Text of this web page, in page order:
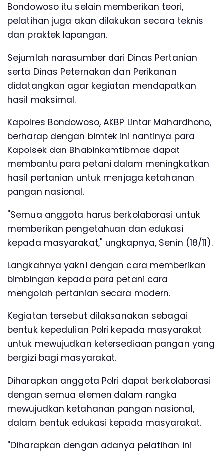
Bondowoso itu selain memberikan teori,
pelatihan juga akan dilakukan secara teknis
dan praktek lapangan.
Sejumlah narasumber dari Dinas Pertanian
serta Dinas Peternakan dan Perikanan
didatangkan agar kegiatan mendapatkan
hasil maksimal.
Kapolres Bondowoso, AKBP Lintar Mahardhono,
berharap dengan bimtek ini nantinya para
Kapolsek dan Bhabinkamtibmas dapat
membantu para petani dalam meningkatkan
hasil pertanian untuk menjaga ketahanan
pangan nasional.
"Semua anggota harus berkolaborasi untuk
memberikan pengetahuan dan edukasi
kepada masyarakat," ungkapnya, Senin (18/11).
Langkahnya yakni dengan cara memberikan
bimbingan kepada para petani cara
mengolah pertanian secara modern.
Kegiatan tersebut dilaksanakan sebagai
bentuk kepedulian Polri kepada masyarakat
untuk mewujudkan ketersediaan pangan yang
bergizi bagi masyarakat.
Diharapkan anggota Polri dapat berkolaborasi
dengan semua elemen dalam rangka
mewujudkan ketahanan pangan nasional,
dalam bentuk edukasi kepada masyarakat.
"Diharapkan dengan adanya pelatihan ini